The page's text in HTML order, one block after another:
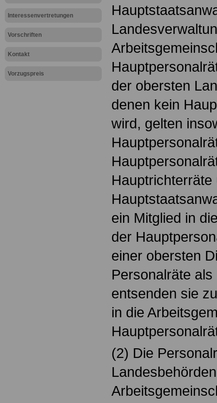
Interessenvertretungen
Vorschriften
Kontakt
Vorzugspreis
der obersten
denen kein
wird, gelten
Hauptrichterräte
ein Mitglied in
der
einer obersten
Personalräte
entsenden sie
in die
(2) Die